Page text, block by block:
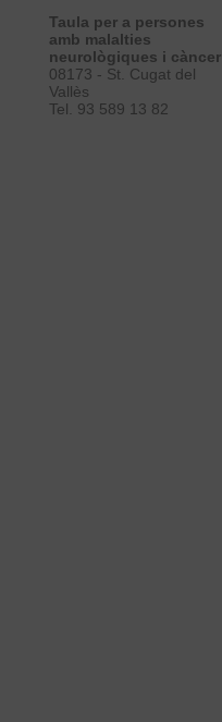
Taula per a persones
amb malalties
neurològiques i càncer
08173 - St. Cugat del
Vallès
Tel. 93 589 13 82